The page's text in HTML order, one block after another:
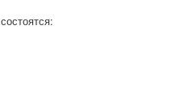
состоятся: